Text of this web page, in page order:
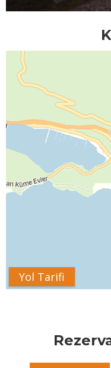
Yol Tarifi